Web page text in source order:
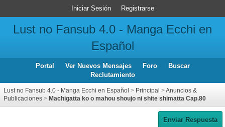
Iniciar Sesión Registrarse
Lust no Fansub 4.0 - Manga Ecchi en
Español
Portal Ver Nuevos Mensajes Foro
Buscar
Reclutamiento
Lust no Fansub 4.0 - Manga Ecchi en Español > Principal >Anuncios &
Publicaciones > Machigatta ko o mahou shoujo ni shite shimatta Cap.80
Enviar Respuesta